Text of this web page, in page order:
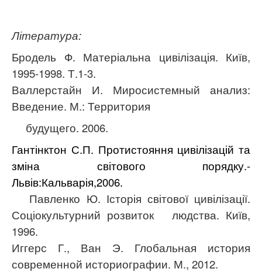
Література:
Бродель Ф. Матеріальна цивілізація. Київ,
1995-1998. Т.1-3.
Валлерстайн И. Миросистемный анализ:
Введение. М.: Территория
будущего. 2006.
Гантінктон С.П. Протистояння цивілізацій та
зміна світового порядку.-
Львів:Кальварія,2006.
Павленко Ю. Історія світової цивілізації.
Соціокультурний розвиток людства. Київ,
1996.
Иггерс Г., Ван Э. Глобальная история
современной историографии. М., 2012.